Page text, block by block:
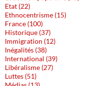
Etat (22)
Ethnocentrisme (15)
France (100)
Historique (37)
Immigration (12)
Inégalités (38)
International (39)
Libéralisme (27)
Luttes (51)